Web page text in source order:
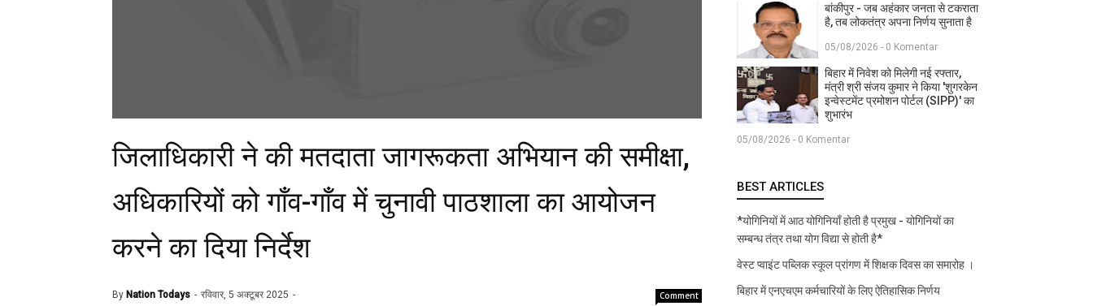
जिलाधिकारी ने की मतदाता जागरूकता अभियान की समीक्षा,
अधिकारियों को गाँव-गाँव में चुनावी पाठशाला का आयोजन
करने का दिया निर्देश
By Nation Todays रविवार, 5 अक्टूबर 2025 Comment
बांकीपुर - जब अहंकार जनता से टकराता
है, तब लोकतंत्र अपना निर्णय सुनाता है
05/08/2026 - 0 Komentar
बिहार में निवेश को मिलेगी नई रफ्तार,
मंत्री श्री संजय कुमार ने किया 'शुगरकेन
इन्वेस्टमेंट प्रमोशन पोर्टल (SIPP)' का
शुभारंभ
05/08/2026 - 0 Komentar
BEST ARTICLES
*योगिनियों में आठ योगिनियाँ होती है प्रमुख - योगिनियों का
सम्बन्ध तंत्र तथा योग विद्या से होती है*
वेस्ट प्वाइंट पब्लिक स्कूल प्रांगण में शिक्षक दिवस का समारोह ।
बिहार में एनएचएम कर्मचारियों के लिए ऐतिहासिक निर्णय